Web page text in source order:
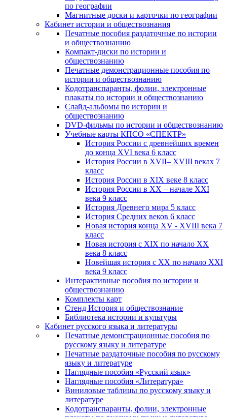
по географии
Магнитные доски и карточки по географии
Кабинет истории и обществознания
Печатные пособия раздаточные по истории
и обществознанию
Компакт-диски по истории и
обществознанию
Печатные демонстрационные пособия по
истории и обществознанию
Кодотранспаранты, фолии, электронные
плакаты по истории и обществознанию
Слайд-альбомы по истории и
обществознанию
DVD-фильмы по истории и обществознанию
Учебные карты КПСО «СПЕКТР»
История России с древнейших времен
до конца XVI века 6 класс
История России в XVII– XVIII веках 7
класс
История России в XIX веке 8 класс
История России в XX – начале XXI
века 9 класс
История Древнего мира 5 класс
История Средних веков 6 класс
Новая история конца XV - XVIII века 7
класс
Новая история с XIX по начало XX
века 8 класс
Новейшая история с XX по начало XXI
века 9 класс
Интерактивные пособия по истории и
обществознанию
Комплекты карт
Стенд История и обществознание
Библиотека истории и культуры
Кабинет русского языка и литературы
Печатные демонстрационные пособия по
русскому языку и литературе
Печатные раздаточные пособия по русскому
языку и литературе
Наглядные пособия «Русский язык»
Наглядные пособия «Литература»
Виниловые таблицы по русскому языку и
литературе
Кодотранспаранты, фолии, электронные